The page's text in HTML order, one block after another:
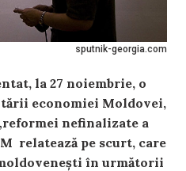
sputnik-georgia.com
la 27 noiembrie, o
economiei Moldovei,
nefinalizate a
relatează pe scurt, care
în următorii